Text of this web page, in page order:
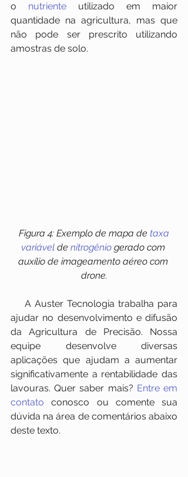
o nutriente utilizado em maior
quantidade na agricultura, mas que
não pode ser prescrito utilizando
amostras de solo.
Figura 4: Exemplo de mapa de taxa
variável de nitrogênio gerado com
auxílio de imageamento aéreo com
drone.
ajudar no desenvolvimento e difusão
da Agricultura de Precisão. Nossa
equipe desenvolve diversas
aplicações que ajudam a aumentar
significativamente a rentabilidade das
lavouras. Quer saber mais? Entre em
contato conosco ou comente sua
dúvida na área de comentários abaixo
deste texto.